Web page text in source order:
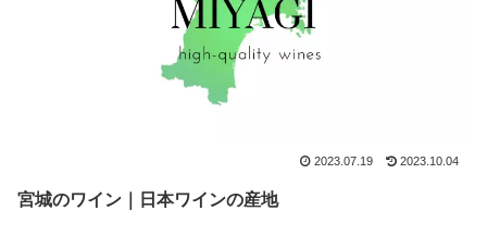
2023.07.19 2023.10.04
宮城のワイン｜日本ワインの産地